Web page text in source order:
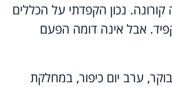
נכון הקפדתי על הכללים
אבל אינה דומה הפעם
ערב יום כיפור, במחלקת